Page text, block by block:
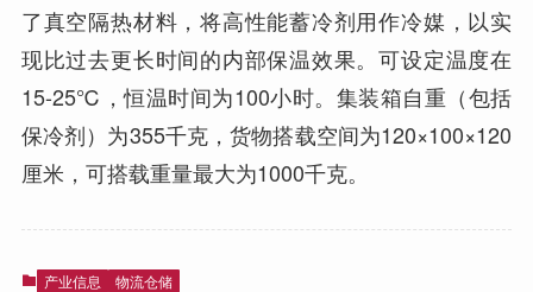
了真空隔热材料，将高性能蓄冷剂用作冷媒，以实
现比过去更长时间的内部保温效果。可设定温度在
15-25℃，恒温时间为100小时。集装箱自重（包括
保冷剂）为355千克，货物搭载空间为120×100×120
厘米，可搭载重量最大为1000千克。
产业信息 物流仓储